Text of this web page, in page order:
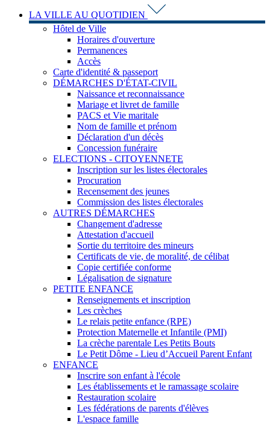
LA VILLE AU QUOTIDIEN
Hôtel de Ville
Horaires d'ouverture
Permanences
Accès
Carte d'identité & passeport
DÉMARCHES D'ÉTAT-CIVIL
Naissance et reconnaissance
Mariage et livret de famille
PACS et Vie maritale
Nom de famille et prénom
Déclaration d'un décès
Concession funéraire
ELECTIONS - CITOYENNETE
Inscription sur les listes électorales
Procuration
Recensement des jeunes
Commission des listes électorales
AUTRES DÉMARCHES
Changement d'adresse
Attestation d'accueil
Sortie du territoire des mineurs
Certificats de vie, de moralité, de célibat
Copie certifiée conforme
Légalisation de signature
PETITE ENFANCE
Renseignements et inscription
Les crèches
Le relais petite enfance (RPE)
Protection Maternelle et Infantile (PMI)
La crèche parentale Les Petits Bouts
Le Petit Dôme - Lieu d’Accueil Parent Enfant
ENFANCE
Inscrire son enfant à l'école
Les établissements et le ramassage scolaire
Restauration scolaire
Les fédérations de parents d'élèves
L'espace famille